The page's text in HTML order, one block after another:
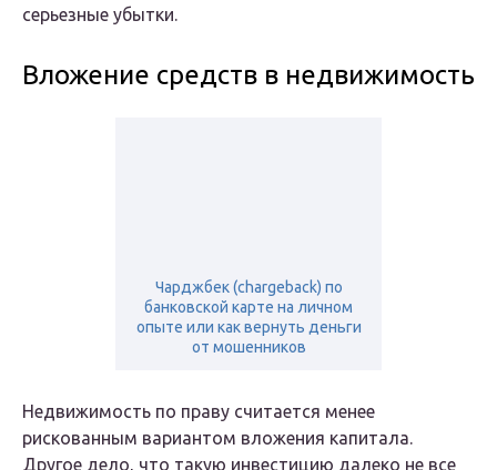
серьезные убытки.
Вложение средств в недвижимость
Чарджбек (chargeback) по
банковской карте на личном
опыте или как вернуть деньги
от мошенников
Недвижимость по праву считается менее
рискованным вариантом вложения капитала.
Другое дело, что такую инвестицию далеко не все